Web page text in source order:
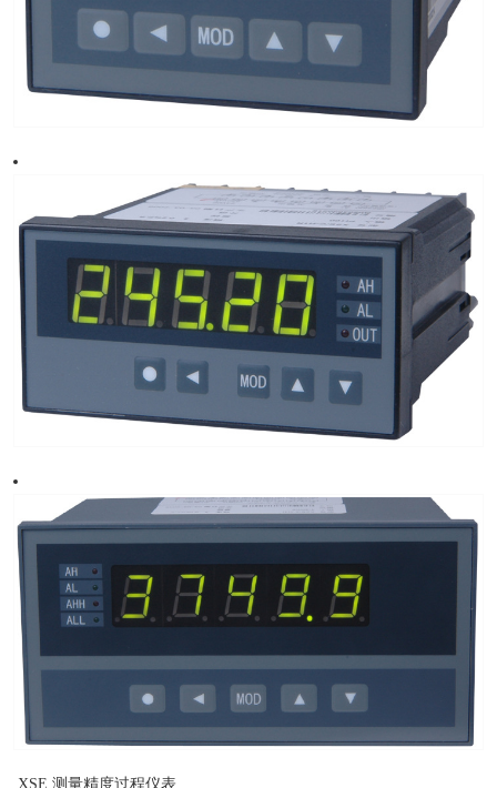
XSE 测量精度过程仪表